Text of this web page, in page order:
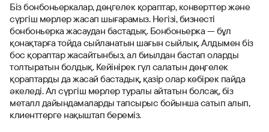
Біз бонбоньеркалар, дөңгелек қораптар, конверттер және
сүргіш мөрлер жасап шығарамыз. Негізі, бизнесті
бонбоньерка жасаудан бастадық. Бонбоньерка — бұл
қонақтарға тойда сыйланатын шағын сыйлық. Алдымен біз
бос қораптар жасайтынбыз, ал биылдан бастап оларды
толтыратын болдық. Кейінірек гүл салатын дөңгелек
қораптарды да жасай бастадық, қазір олар көбірек пайда
әкеледі. Ал сүргіш мөрлер туралы айтатын болсақ, біз
металл дайындамаларды тапсырыс бойынша сатып алып,
клиенттерге нақыштап береміз.